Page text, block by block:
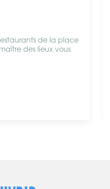
de la place
des lieux vous